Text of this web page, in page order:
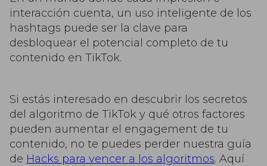
interacción cuenta, un uso inteligente de los
hashtags puede ser la clave para
desbloquear el potencial completo de tu
contenido en TikTok.
Si estás interesado en descubrir los secretos
del algoritmo de TikTok y qué otros factores
pueden aumentar el engagement de tu
contenido, no te puedes perder nuestra guía
de Hacks para vencer a los algoritmos. Aquí